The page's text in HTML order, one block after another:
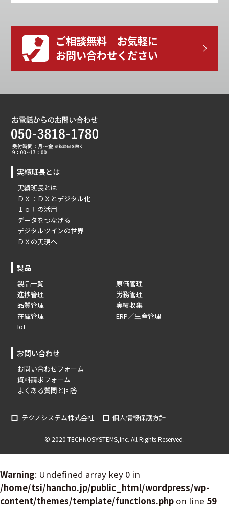
ご相談無料 お気軽に
お問い合わせください
実績班長とは
実績班長とは
ＤＸ：ＤＸとデジタル化
ＩｏＴの活用
データをつなげる
デジタルツインの世界
ＤＸの実現へ
製品
製品一覧
進捗管理
品質管理
在庫管理
IoT
原価管理
労務管理
実績収集
ERP／生産管理
お問い合わせ
お問い合わせフォーム
資料請求フォーム
よくある質問と回答
テクノシステム株式会社 個人情報保護方針
© 2020 TECHNOSYSTEMS,Inc. All Rights Reserved.
Warning: Undefined array key 0 in
/home/tsi/hancho.jp/public_html/wordpress/wp-
content/themes/template/functions.php on line 59